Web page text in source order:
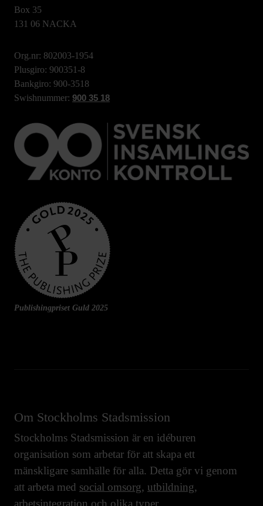
Box 35
131 06 NACKA
Org.nr: 802003-1954
Plusgiro: 900351-8
Bankgiro: 900-3518
Swishnummer: 900 35 18
Publishingpriset Guld 2025
Om Stockholms Stadsmission
Stockholms Stadsmission är en idéburen
organisation som arbetar för att skapa ett
mänskligare samhälle för alla. Detta gör vi genom
att arbeta med social omsorg, utbildning,
arbetsintegration och olika typer